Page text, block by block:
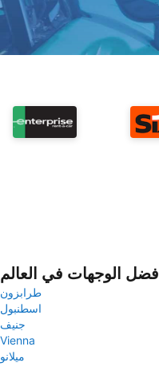
أفضل الوجهات في العالم
طرابزون
اسطنبول
جنيف
Vienna
ميلانو